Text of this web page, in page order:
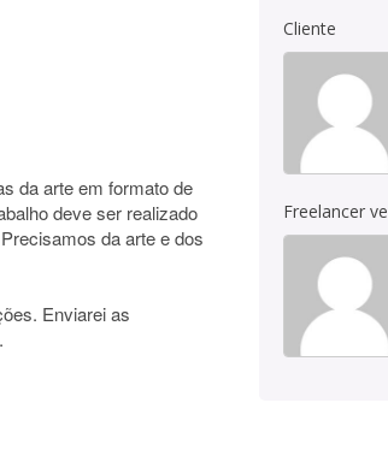
da arte em formato de
deve ser realizado
da arte e dos
Enviarei as
Cliente
Freelancer